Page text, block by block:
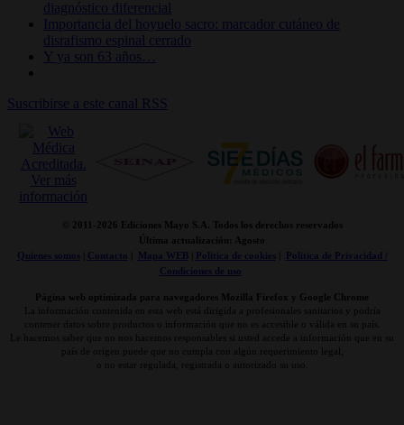
diagnóstico diferencial
Importancia del hoyuelo sacro: marcador cutáneo de
disrafismo espinal cerrado
Y ya son 63 años…
Suscribirse a este canal RSS
© 2011- 2026 Ediciones Mayo S.A. Todos los derechos reservados
Última actualización: Agosto
Quienes somos| Contacto Mapa WEB| Politica de cookies|
Politica de Privacidad /
Condiciones de uso
Página web optimizada para navegadores Mozilla Firefox y Google Chrome
La información contenida en esta web está dirigida a profesionales sanitarios y podría
contener datos sobre productos o información que no es accesible o válida en su país.
Le hacemos saber que no nos hacemos responsables si usted accede a información que en su
país de origen puede que no cumpla con algún requerimiento legal,
o no estar regulada, registrada o autorizado su uso.